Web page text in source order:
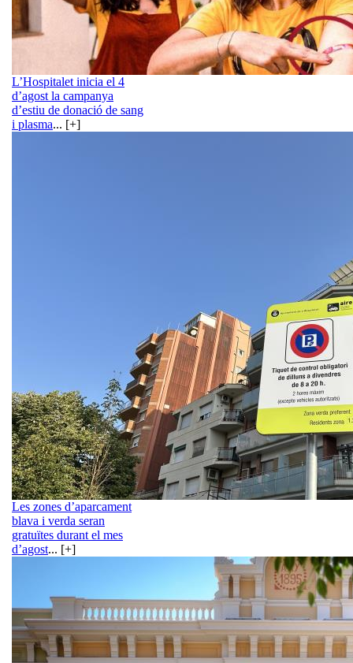
L’Hospitalet inicia el 4
d’agost la campanya
d’estiu de donació de sang
i plasma... [+]
Les zones d’aparcament
blava i verda seran
gratuïtes durant el mes
d’agost... [+]